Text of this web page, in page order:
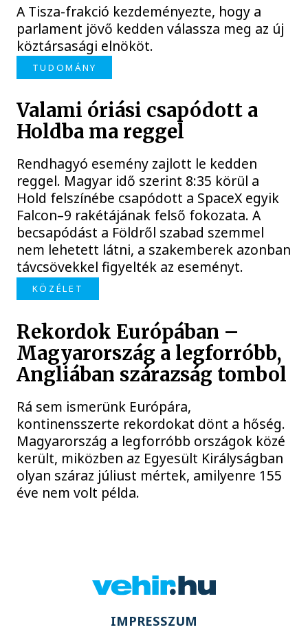
A Tisza-frakció kezdeményezte, hogy a
parlament jövő kedden válassza meg az új
köztársasági elnököt.
TUDOMÁNY
Valami óriási csapódott a
Holdba ma reggel
Rendhagyó esemény zajlott le kedden
reggel. Magyar idő szerint 8:35 körül a
Hold felszínébe csapódott a SpaceX egyik
Falcon–9 rakétájának felső fokozata. A
becsapódást a Földről szabad szemmel
nem lehetett látni, a szakemberek azonban
távcsövekkel figyelték az eseményt.
KÖZÉLET
Rekordok Európában –
Magyarország a legforróbb,
Angliában szárazság tombol
Rá sem ismerünk Európára,
kontinensszerte rekordokat dönt a hőség.
Magyarország a legforróbb országok közé
került, miközben az Egyesült Királyságban
olyan száraz júliust mértek, amilyenre 155
éve nem volt példa.
IMPRESSZUM